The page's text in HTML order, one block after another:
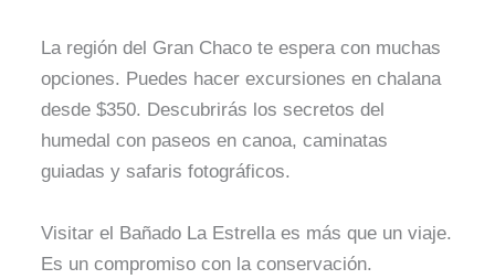
La región del Gran Chaco te espera con muchas
opciones. Puedes hacer excursiones en chalana
desde $350. Descubrirás los secretos del
humedal con paseos en canoa, caminatas
guiadas y safaris fotográficos.
Visitar el Bañado La Estrella es más que un viaje.
Es un compromiso con la conservación.